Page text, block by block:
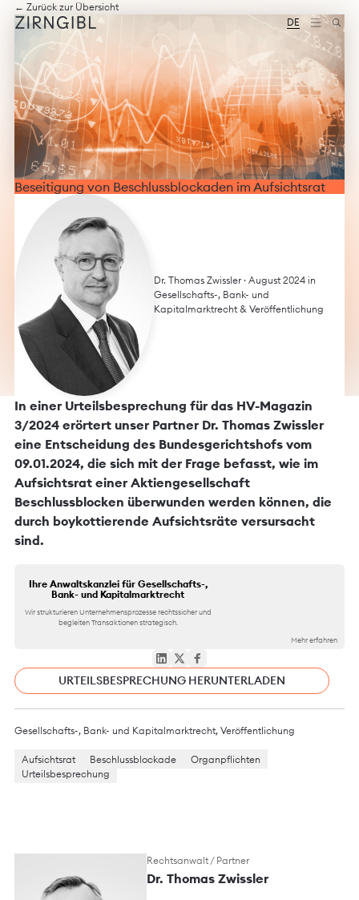
Zum
Inhalt
Diese
Website
Zirngibl,
eine
Wirtschaftskanzlei,
wurde
vom
Digitalbüro
Mokorana
gestaltet
technisch
umgesetzt
durchdachtes
Webtechnologien
barrierefreien
Zugang.
DE
← Zurück zur Übersicht
Beseitigung von Beschlussblockaden im Aufsichtsrat
Dr. Thomas Zwissler · August 2024 in
Gesellschafts-, Bank- und
Kapitalmarktrecht & Veröffentlichung
In einer Urteilsbesprechung für das HV-Magazin
3/2024 erörtert unser Partner Dr. Thomas Zwissler
eine Entscheidung des Bundesgerichtshofs vom
09.01.2024, die sich mit der Frage befasst, wie im
Aufsichtsrat einer Aktiengesellschaft
Beschlussblocken überwunden werden können, die
durch boykottierende Aufsichtsräte versursacht
sind.
Ihre Anwaltskanzlei für Gesellschafts-,
Bank- und Kapitalmarktrecht
Wir strukturieren Unternehmensprozesse rechtssicher und
begleiten Transaktionen strategisch.
Mehr erfahren
URTEILSBESPRECHUNG HERUNTERLADEN
Gesellschafts-, Bank- und Kapitalmarktrecht, Veröffentlichung
Aufsichtsrat Beschlussblockade
Organpflichten
Urteilsbesprechung
Rechtsanwalt / Partner
Dr. Thomas Zwissler